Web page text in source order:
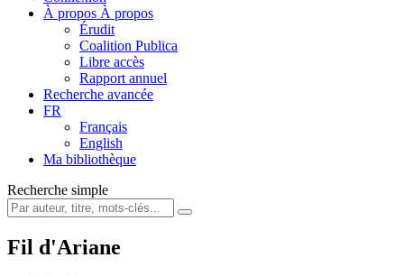
À propos À propos
Érudit
Coalition Publica
Libre accès
Rapport annuel
Recherche avancée
FR
Français
English
Ma bibliothèque
Recherche simple
Fil d'Ariane